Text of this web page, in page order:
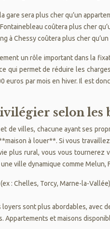
sera plus cher qu’un
coûtera plus cher
à Chessy coûtera plus cher
un rôle important dans la
permet de réduire les
par mois en hiver. Il est
selon les
de villes, chacune ayant ses
à louer**. Si vous
plus rural, vous vous
ville dynamique comme
: Chelles, Torcy, Marne-la-
sont plus abordables,
et maisons